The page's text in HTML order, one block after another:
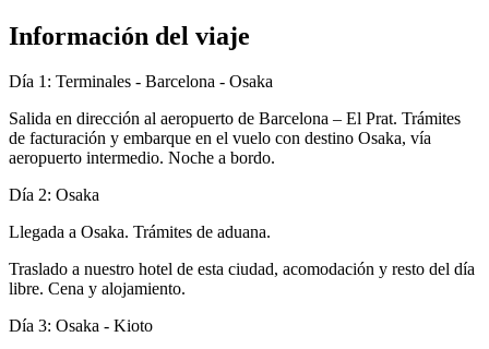
Información del viaje
Día 1: Terminales - Barcelona - Osaka
Salida en dirección al aeropuerto de Barcelona – El Prat. Trámites
de facturación y embarque en el vuelo con destino Osaka, vía
aeropuerto intermedio. Noche a bordo.
Día 2: Osaka
Llegada a Osaka. Trámites de aduana.
Traslado a nuestro hotel de esta ciudad, acomodación y resto del día
libre. Cena y alojamiento.
Día 3: Osaka - Kioto